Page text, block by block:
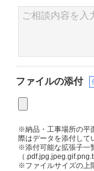
ファイルの添付
※納品・工事場所の平
際はデータを添付して
※添付可能な拡張子一
（
※ファイルサイズの上